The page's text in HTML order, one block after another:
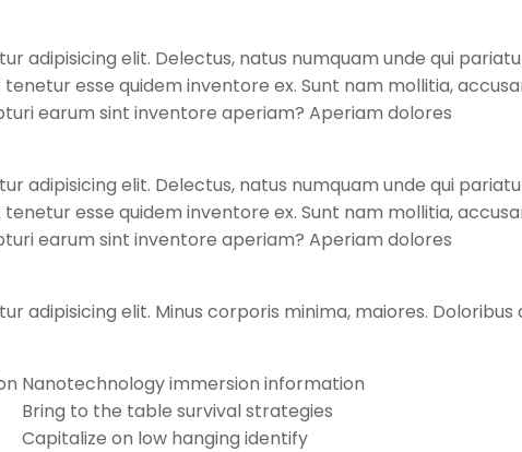
adipisicing elit. Delectus, natus numquam unde qui
esse quidem inventore ex. Sunt nam mollitia,
earum sint inventore aperiam? Aperiam dolores
adipisicing elit. Delectus, natus numquam unde qui
esse quidem inventore ex. Sunt nam mollitia,
earum sint inventore aperiam? Aperiam dolores
adipisicing elit. Minus corporis minima, maiores.
Nanotechnology immersion information
Bring to the table survival strategies
Capitalize on low hanging identify